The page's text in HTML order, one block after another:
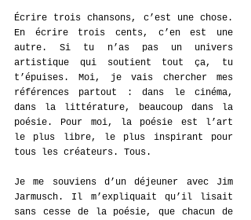
Écrire trois chansons, c’est une chose.
En écrire trois cents, c’en est une
autre. Si tu n’as pas un univers
artistique qui soutient tout ça, tu
t’épuises. Moi, je vais chercher mes
références partout : dans le cinéma,
dans la littérature, beaucoup dans la
poésie. Pour moi, la poésie est l’art
le plus libre, le plus inspirant pour
tous les créateurs. Tous.
Je me souviens d’un déjeuner avec Jim
Jarmusch. Il m’expliquait qu’il lisait
sans cesse de la poésie, que chacun de